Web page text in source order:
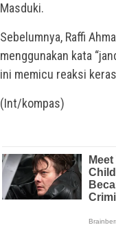
Masduki.
Sebelumnya, Raffi
menggunakan kata
ini memicu reaksi
(Int/kompas)